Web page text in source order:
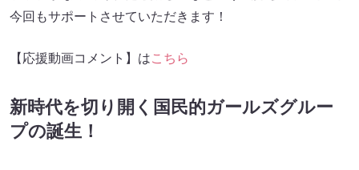
今回もサポートさせていただきます！
【応援動画コメント】はこちら
新時代を切り開く国民的ガールズグルー
プの誕生！